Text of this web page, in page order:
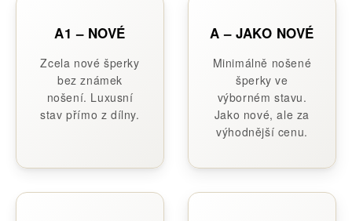
A1 – NOVÉ
Zcela nové šperky
bez známek
nošení. Luxusní
stav přímo z dílny.
A – JAKO NOVÉ
Minimálně nošené
šperky ve
výborném stavu.
Jako nové, ale za
výhodnější cenu.